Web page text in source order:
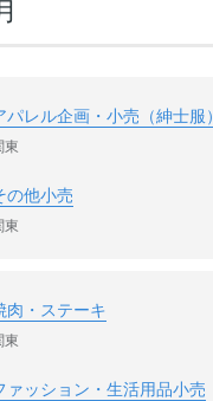
パレル企画・小売（紳士服）
東
の他小売
東
肉・ステーキ
東
ァッション・生活用品小売